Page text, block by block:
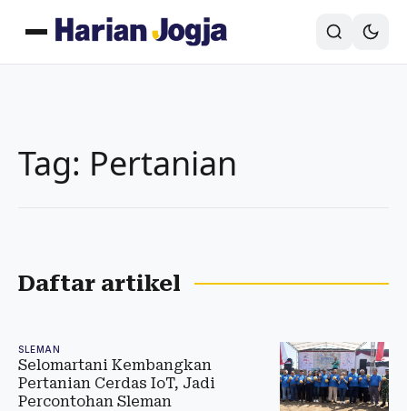
Tag: Pertanian
Daftar artikel
SLEMAN
Selomartani Kembangkan
Pertanian Cerdas IoT, Jadi
Percontohan Sleman